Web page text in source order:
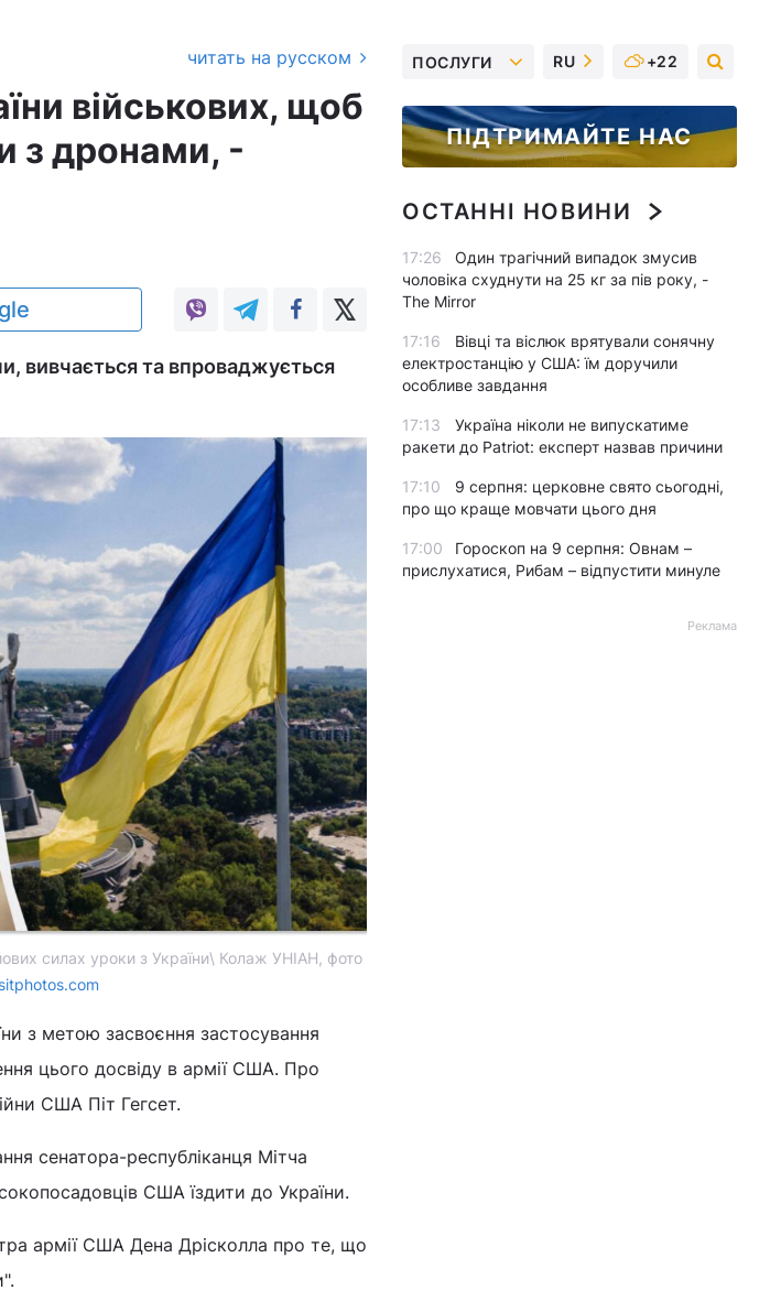
читать на русском
військових, щоб
з дронами, -
вивчається та впроваджується
силах уроки з України\ Колаж УНІАН, фото
з метою засвоєння застосування
цього досвіду в армії США. Про
США Піт Гегсет.
сенатора-республіканця Мітча
США їздити до України.
армії США Дена Дрісколла про те, що
ПОСЛУГИ RU +22
ПІДТРИМАЙТЕ НАС
ОСТАННІ НОВИНИ
17:26
Один трагічний випадок змусив
чоловіка схуднути на 25 кг за пів року, -
The Mirror
17:16
Вівці та віслюк врятували сонячну
електростанцію у США: їм доручили
особливе завдання
17:13
Україна ніколи не випускатиме
ракети до Patriot: експерт назвав причини
17:10
9 серпня: церковне свято сьогодні,
про що краще мовчати цього дня
17:00
Гороскоп на 9 серпня: Овнам –
прислухатися, Рибам – відпустити минуле
Реклама